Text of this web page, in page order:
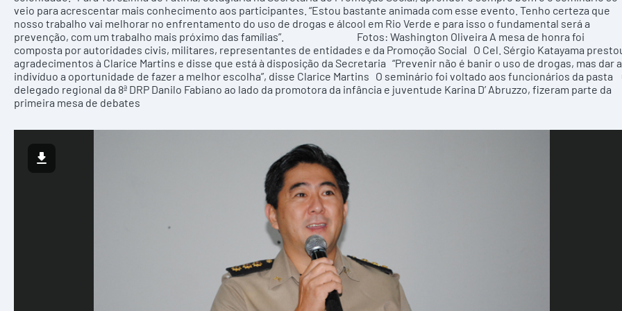
veio para acrescentar mais conhecimento aos participantes. “Estou bastante animada com esse evento. Tenho certeza que
nosso trabalho vai melhorar no enfrentamento do uso de drogas e álcool em Rio Verde e para isso o fundamental será a
prevenção, com um trabalho mais próximo das famílias”. Fotos: Washington Oliveira A mesa de honra foi
composta por autoridades civis, militares, representantes de entidades e da Promoção Social O Cel. Sérgio Katayama
agradecimentos à Clarice Martins e disse que está à disposição da Secretaria “Prevenir não é banir o uso de drogas, mas dar
indivíduo a oportunidade de fazer a melhor escolha”, disse Clarice Martins O seminário foi voltado aos funcionários da pasta
delegado regional da 8ª DRP Danilo Fabiano ao lado da promotora da infância e juventude Karina D’ Abruzzo, fizeram parte da
primeira mesa de debates